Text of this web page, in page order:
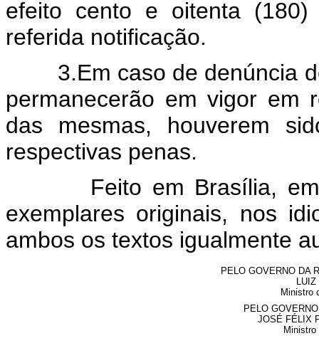
efeito cento e oitenta
referida notificação.
3.Em caso de denúncia do
permanecerão em vigor em
das mesmas, houverem
respectivas penas.
Feito em Brasília, em
exemplares originais, nos
ambos os textos igualmente
PELO GOVERNO DA
Ministro
PELO
JOSÉ FÉLIX